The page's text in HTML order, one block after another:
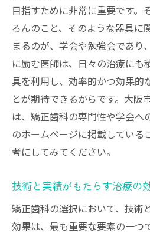
目指すために非常に重要です。
ろんのこと、そのような器具に
まるのが、学会や勉強会であり
に励む医師は、日々の治療にも
具を利用し、効率的かつ効果的
とが期待できるからです。大阪
は、矯正歯科の専門性や学会へ
のホームページに掲載している
考にしてみてください。
技術と実績がもたらす治療の
矯正歯科の選択において、技術
効果は、最も重要な要素の一つ